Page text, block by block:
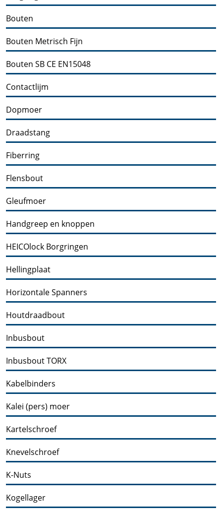
Bouten
Bouten Metrisch Fijn
Bouten SB CE EN15048
Contactlijm
Dopmoer
Draadstang
Fiberring
Flensbout
Gleufmoer
Handgreep en knoppen
HEICOlock Borgringen
Hellingplaat
Horizontale Spanners
Houtdraadbout
Inbusbout
Inbusbout TORX
Kabelbinders
Kalei (pers) moer
Kartelschroef
Knevelschroef
K-Nuts
Kogellager